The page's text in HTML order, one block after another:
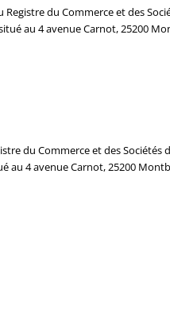
du Commerce et des
au 4 avenue Carnot, 25200
du Commerce et des Sociétés
au 4 avenue Carnot, 25200